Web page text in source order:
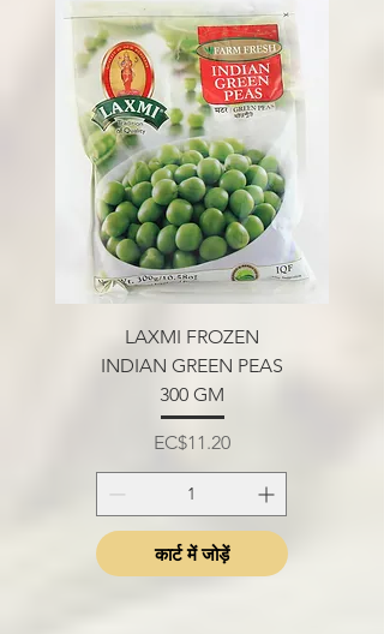
LAXMI FROZEN
INDIAN GREEN PEAS
300 GM
मूल्य
EC$11.20
कार्ट में जोड़ें